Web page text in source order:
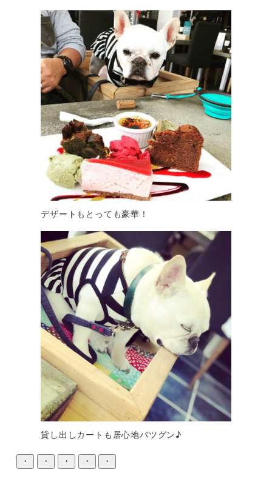
デザートもとっても豪華！
貸し出しカートも居心地バツグン♪
・ ・ ・ ・ ・